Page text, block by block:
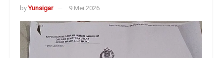
by Yunsigar 9 Mei 2026